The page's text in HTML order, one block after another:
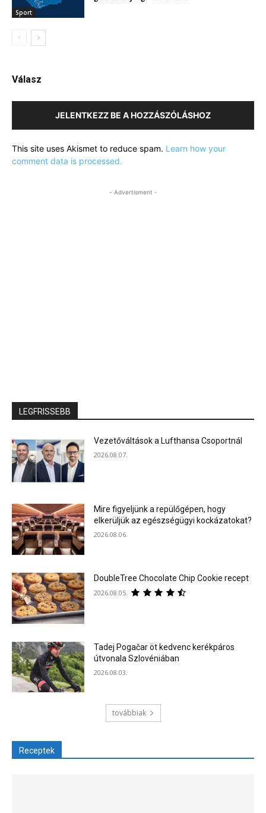
Sport
Válasz
JELENTKEZZ BE A HOZZÁSZÓLÁSHOZ
This site uses Akismet to reduce spam. Learn how your
comment data is processed.
- Advertisment -
LEGFRISSEBB
Vezetőváltások a Lufthansa Csoportnál
2026.08.07.
Mire figyeljünk a repülőgépen, hogy
elkerüljük az egészségügyi kockázatokat?
2026.08.06.
DoubleTree Chocolate Chip Cookie recept
2026.08.05.
Tadej Pogačar öt kedvenc kerékpáros
útvonala Szlovéniában
2026.08.03.
továbbiak
Receptek